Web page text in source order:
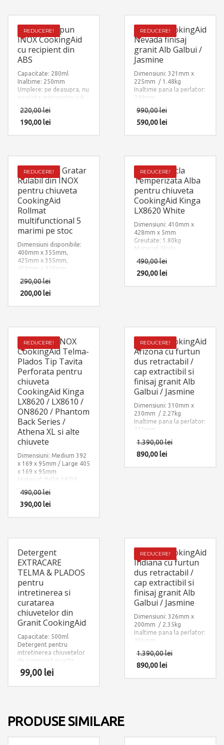
REDUCERE!
Dozator Sapun
INOX CookingAid
cu recipient din
ABS
Capacitate: 280ml
Inaltime: 250mm
Umplere: pe deasupra, nu
necesita interventie sub
chiuveta dupa instalare
220,00lei
190,00lei
REDUCERE!
Baterie CookingAid
Nevada finisaj
granit Alb Galbui /
Jasmine
Dimensiuni: 321mm x
225mm / 1.48kg
Inaltime pana la perlator:
244mm.
Finisaj: Ultra Granit IVORY
– JASMINE
Accesorii instalare
990,00lei
590,00lei
REDUCERE!
Scurgator / Gratar
Rulabil din INOX
pentru chiuveta
CookingAid
Rollmat
multifunctional 5
marimi pe stoc
Dimensiuni disponibile:
400mm x 355mm,
425mm x 355mm,
430mm x 320mm,
440mm x 355mm,
500mm x 355mm
Material: INOX + Silicon
290,00lei
200,00lei
REDUCERE!
Tocator sticla
Temperizata Alba
pentru chiuveta
CookingAid Kinga
LX8620 White
Dimensiuni: 410mm x
428mm x 5mm
Greutate: 1.80kg
Material: Sticla
Temperizata Alba
490,00lei
290,00lei
REDUCERE!
Scurgator INOX
CookingAid Telma-
Plados Tip Tavita
Perforata pentru
chiuveta
CookingAid Kinga
LX8620 / LX8610 /
ON8620 / Phantom
Back Series /
Athena XL si alte
chiuvete
Dimensiuni: Medium 392
x 169 x 95mm / Large 405
x 169 x 95mm
Material: INOX 18/10
490,00lei
390,00lei
REDUCERE!
Baterie CookingAid
Arizona cu furtun
dus retractabil /
cap extractibil si
finisaj granit Alb
Galbui / Jasmine
Dimensiuni: 310mm x
230mm / 2.27kg
Inaltime pana la perlator:
275mm.
Lungime maxima
extindere furtun dus de la
varful bateriei: 600mm.
1.390,00lei
890,00lei
Detergent
EXTRACARE
TELMA & PLADOS
pentru
intretinerea si
curatarea
chiuvetelor din
Granit CookingAid
Capacitate: 500ml
Detergent pentru
intretinerea chiuvetelor
de compozit quartz
granit
99,00 lei
REDUCERE!
Baterie CookingAid
Indiana cu furtun
dus retractabil /
cap extractibil si
finisaj granit Alb
Galbui / Jasmine
Dimensiuni: 326mm x
200mm / 2.35kg
Inaltime pana la perlator:
201mm.
Lungime maxima
extindere furtun dus de la
varful bateriei: 600mm.
1.390,00lei
890,00lei
PRODUSE SIMILARE